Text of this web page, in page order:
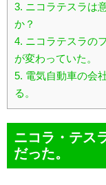
3. ニコラテスラは
か？
4. ニコラテスラの
が変わっていた。
5. 電気自動車の会
る。
ニコラ・テス
だった。